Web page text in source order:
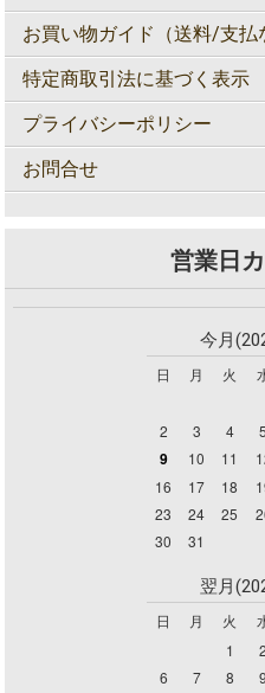
お買い物ガイド（送料/支払
特定商取引法に基づく表示
プライバシーポリシー
お問合せ
営業日
今月
日 月 火
2
3 4 5
9 10 11
16
17 18
23
24 25
30
31
翌月
日 月 火
1 2
6
7 8 9